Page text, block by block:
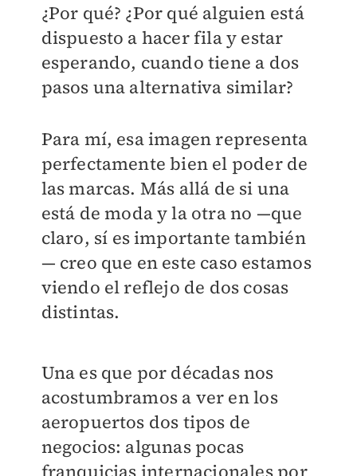
¿Por qué? ¿Por qué alguien está
dispuesto a hacer fila y estar
esperando, cuando tiene a dos
pasos una alternativa similar?
Para mí, esa imagen representa
perfectamente bien el poder de
las marcas. Más allá de si una
está de moda y la otra no —que
claro, sí es importante también
— creo que en este caso estamos
viendo el reflejo de dos cosas
distintas.
Una es que por décadas nos
acostumbramos a ver en los
aeropuertos dos tipos de
negocios: algunas pocas